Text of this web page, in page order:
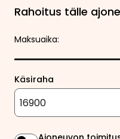
Rahoitus tälle
Maksuaika:
Käsiraha